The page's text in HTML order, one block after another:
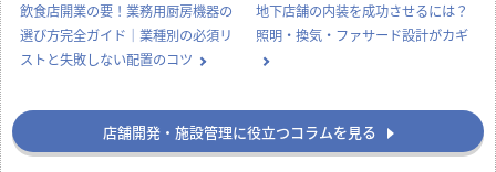
飲食店開業の要！業務用厨房機器の
選び方完全ガイド｜業種別の必須リ
ストと失敗しない配置のコツ
地下店舗の内装を成功させるには？
照明・換気・ファサード設計がカギ
店舗開発・施設管理に役立つコラムを見る